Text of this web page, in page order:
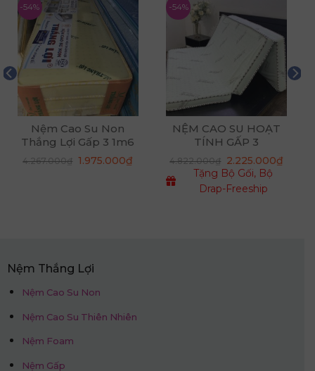
-54%
Nệm Cao Su Non
Thắng Lợi Gấp 3 1m6
x 2m x 10cm
4.267.000₫ Giá
1.975.000₫
-54%
NỆM CAO SU HOẠT
TÍNH GẤP 3
4.822.000₫ 2.225.000₫
Tặng Bộ Gối, Bộ
Drap-Freeship
Nệm Thắng Lợi
Nệm Cao Su Non
Nệm Cao Su Thiên Nhiên
Nệm Foam
Nệm Gấp